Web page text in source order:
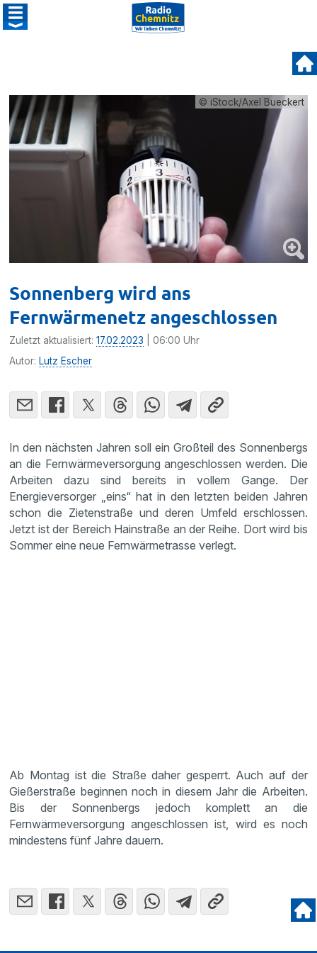
© iStock/Axel Bueckert
Sonnenberg wird ans
Fernwärmenetz angeschlossen
Zuletzt aktualisiert:17.02.2023 | 06:00 Uhr
Autor: Lutz Escher
In den nächsten Jahren soll ein Großteil des Sonnenbergs
an die Fernwärmeversorgung angeschlossen werden. Die
Arbeiten dazu sind bereits in vollem Gange. Der
Energieversorger „eins“ hat in den letzten beiden Jahren
schon die Zietenstraße und deren Umfeld erschlossen.
Jetzt ist der Bereich Hainstraße an der Reihe. Dort wird bis
Sommer eine neue Fernwärmetrasse verlegt.
Ab Montag ist die Straße daher gesperrt. Auch auf der
Gießerstraße beginnen noch in diesem Jahr die Arbeiten.
Bis der Sonnenbergs jedoch komplett an die
Fernwärmeversorgung angeschlossen ist, wird es noch
mindestens fünf Jahre dauern.